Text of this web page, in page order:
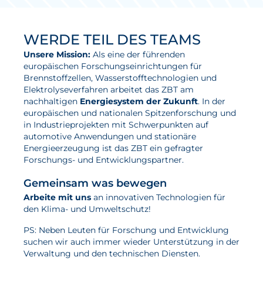
WERDE TEIL DES TEAMS
Unsere Mission: Als eine der führenden
europäischen Forschungseinrichtungen für
Brennstoffzellen, Wasserstofftechnologien und
Elektrolyseverfahren arbeitet das ZBT am
nachhaltigen Energiesystem der Zukunft. In der
europäischen und nationalen Spitzenforschung und
in Industrieprojekten mit Schwerpunkten auf
automotive Anwendungen und stationäre
Energieerzeugung ist das ZBT ein gefragter
Forschungs- und Entwicklungspartner.
Gemeinsam was bewegen
Arbeite mit uns an innovativen Technologien für
den Klima- und Umweltschutz!
PS: Neben Leuten für Forschung und Entwicklung
suchen wir auch immer wieder Unterstützung in der
Verwaltung und den technischen Diensten.